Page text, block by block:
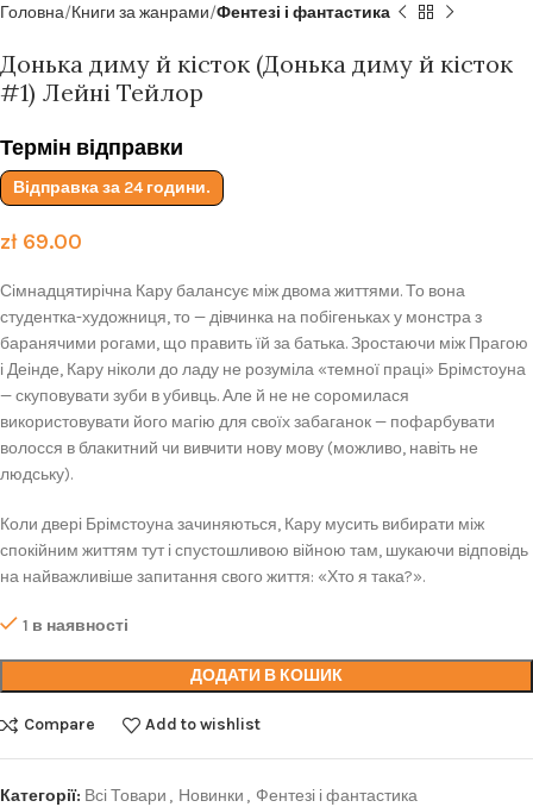
Головна Книги за жанрами Фентезі і фантастика
Донька диму й кісток (Донька диму й кісток
#1) Лейні Тейлор
Термін відправки
Відправка за 24 години.
zł69.00
Сімнадцятирічна Кару балансує між двома життями. То вона
студентка-художниця, то — дівчинка на побігеньках у монстра з
баранячими рогами, що править їй за батька. Зростаючи між Прагою
і Деінде, Кару ніколи до ладу не розуміла «темної праці» Брімстоуна
— скуповувати зуби в убивць. Але й не не соромилася
використовувати його магію для своїх забаганок — пофарбувати
волосся в блакитний чи вивчити нову мову (можливо, навіть не
людську).
Коли двері Брімстоуна зачиняються, Кару мусить вибирати між
спокійним життям тут і спустошливою війною там, шукаючи відповідь
на найважливіше запитання свого життя: «Хто я така?».
1 в наявності
ДОДАТИ В КОШИК
Compare Add to wishlist
Категорії: Всі Товари , Новинки , Фентезі і фантастика